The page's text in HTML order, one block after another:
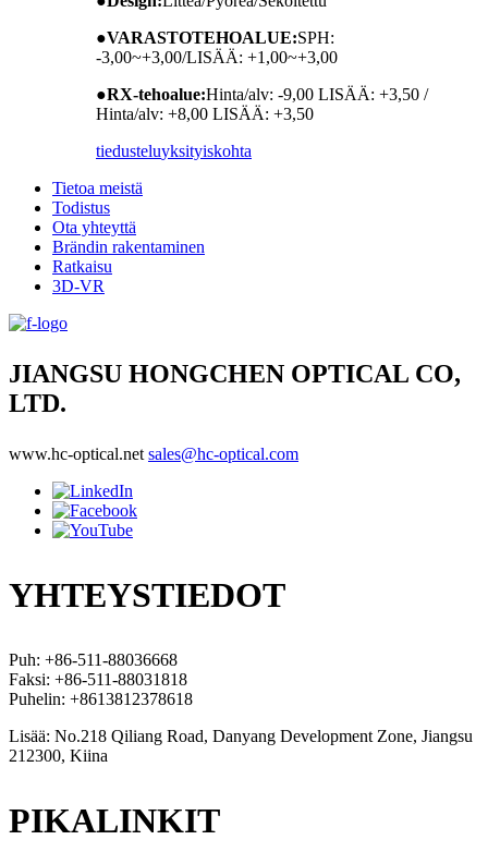
●VARASTOTEHOALUE:SPH:
-3,00~+3,00/LISÄÄ: +1,00~+3,00
●RX-tehoalue:Hinta/alv: -9,00 LISÄÄ: +3,50 /
Hinta/alv: +8,00 LISÄÄ: +3,50
tiedusteluyksityiskohta
Tietoa meistä
Todistus
Ota yhteyttä
Brändin rakentaminen
Ratkaisu
3D-VR
JIANGSU HONGCHEN OPTICAL CO,
LTD.
www.hc-optical.net sales@hc-optical.com
YHTEYSTIEDOT
Puh: +86-511-88036668
Faksi: +86-511-88031818
Puhelin: +8613812378618
Lisää: No.218 Qiliang Road, Danyang Development Zone, Jiangsu
212300, Kiina
PIKALINKIT